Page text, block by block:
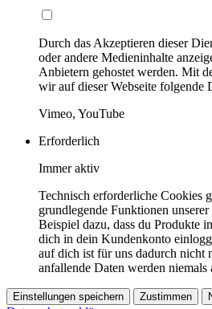
Durch das Akzeptieren dieser
oder andere Medieninhalte
Anbietern gehostet werden. Mit
wir auf dieser Webseite folgende
Vimeo, YouTube
Erforderlich
Immer aktiv
Technisch erforderliche Cookies
grundlegende Funktionen
Beispiel dazu, dass du Produkte
dich in dein Kundenkonto
auf dich ist für uns dadurch nicht
anfallende Daten werden
Einstellungen speichern Zustimmen